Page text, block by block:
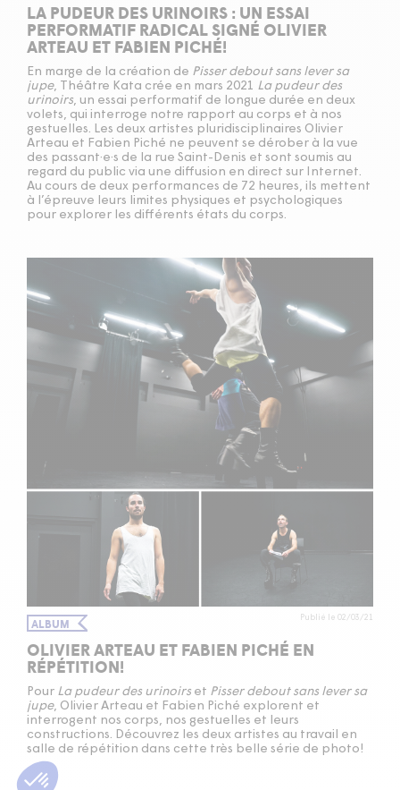
LA PUDEUR DES URINOIRS : UN ESSAI
PERFORMATIF RADICAL SIGNÉ OLIVIER
ARTEAU ET FABIEN PICHÉ!
En marge de la création de Pisser debout sans lever sa
jupe, Théâtre Kata crée en mars 2021 La pudeur des
urinoirs, un essai performatif de longue durée en deux
volets, qui interroge notre rapport au corps et à nos
gestuelles. Les deux artistes pluridisciplinaires Olivier
Arteau et Fabien Piché ne peuvent se dérober à la vue
des passant·e·s de la rue Saint-Denis et sont soumis au
regard du public via une diffusion en direct sur Internet.
Au cours de deux performances de 72 heures, ils mettent
à l’épreuve leurs limites physiques et psychologiques
pour explorer les différents états du corps.
ALBUM Publié le 02/03/21
OLIVIER ARTEAU ET FABIEN PICHÉ EN
RÉPÉTITION!
Pour La pudeur des urinoirs et Pisser debout sans lever sa
jupe, Olivier Arteau et Fabien Piché explorent et
interrogent nos corps, nos gestuelles et leurs
constructions. Découvrez les deux artistes au travail en
salle de répétition dans cette très belle série de photo!